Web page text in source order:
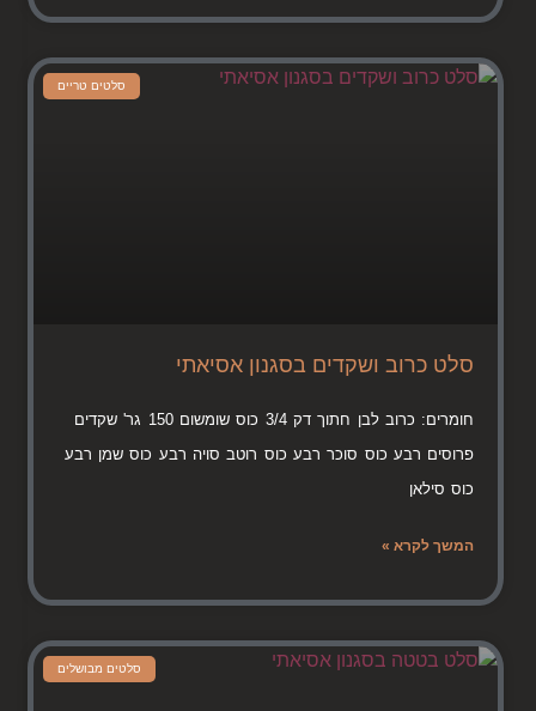
סלטים טריים
סלט כרוב ושקדים בסגנון אסיאתי
חומרים: כרוב לבן חתוך דק 3/4 כוס שומשום 150 גר' שקדים
פרוסים רבע כוס סוכר רבע כוס רוטב סויה רבע כוס שמן רבע
כוס סילאן
המשך לקרא »
סלטים מבושלים